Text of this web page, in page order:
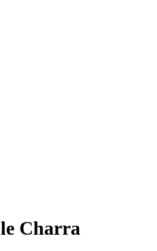
Charra